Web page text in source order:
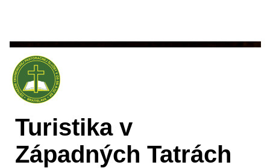
Turistika v
Západných Tatrách